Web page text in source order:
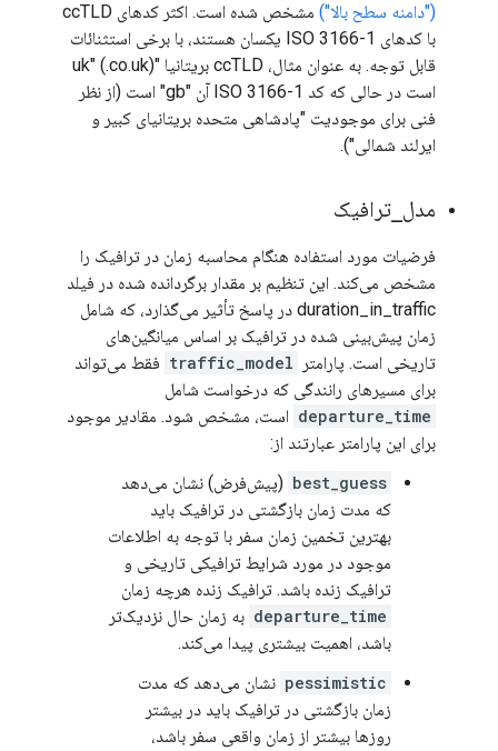
("دامنه سطح بالا")
مشخص شده است. اکثر کدهای ccTLD
با کدهای ISO 3166-1 یکسان هستند، با برخی استثنائات
قابل توجه. به عنوان مثال، ccTLD بریتانیا "uk" (.co.uk)
است در حالی که کد ISO 3166-1 آن "gb" است (از نظر
فنی برای موجودیت "پادشاهی متحده بریتانیای کبیر و
ایرلند شمالی").
مدل ترافیک
فرضیات مورد استفاده هنگام محاسبه زمان در ترافیک را
مشخص می‌کند. این تنظیم بر مقدار برگردانده شده در فیلد
duration_in_traffic در پاسخ تأثیر می‌گذارد، که شامل
زمان پیش‌بینی شده در ترافیک بر اساس میانگین‌های
تاریخی است. پارامتر
traffic_model فقط می‌تواند
برای مسیرهای رانندگی که درخواست شامل
departure_time است، مشخص شود. مقادیر موجود
برای این پارامتر عبارتند از:
best_guess (پیش‌فرض) نشان می‌دهد
که مدت زمان بازگشتی در ترافیک باید
بهترین تخمین زمان سفر با توجه به اطلاعات
موجود در مورد شرایط ترافیکی تاریخی و
ترافیک زنده باشد. ترافیک زنده هرچه زمان
departure_time به زمان حال نزدیک‌تر
باشد، اهمیت بیشتری پیدا می‌کند.
pessimistic نشان می‌دهد که مدت
زمان بازگشتی در ترافیک باید در بیشتر
روزها بیشتر از زمان واقعی سفر باشد،